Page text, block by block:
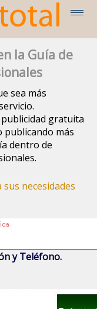
la Guía de
sea más
gratuita
publicando más
dentro de
necesidades
y Teléfono.